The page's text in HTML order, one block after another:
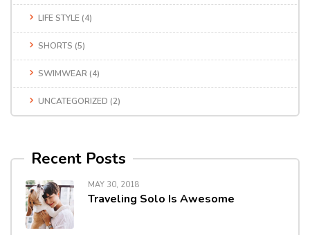
LIFE STYLE (4)
SHORTS (5)
SWIMWEAR (4)
UNCATEGORIZED (2)
Recent Posts
MAY 30, 2018
Traveling Solo Is Awesome